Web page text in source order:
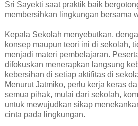
Sri Sayekti saat praktik baik
membersihkan lingkungan bersama
Kepala Sekolah menyebutkan,
konsep maupun teori ini di sekolah,
menjadi materi pembelajaran.
difokuskan menerapkan langsung
kebersihan di setiap aktifitas di
Menurut Jatmiko, perlu kerja keras
semua pihak, mulai dari sekolah,
untuk mewujudkan sikap
cinta pada lingkungan.